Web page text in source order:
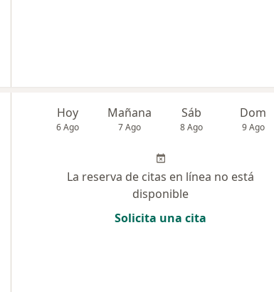
Hoy
6 Ago
Mañana
7 Ago
Sáb
8 Ago
Dom
9 Ago
La reserva de citas en línea no está
disponible
Solicita una cita